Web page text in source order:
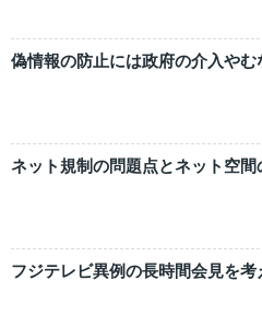
偽情報の防止には政府の介入やむ
ネット規制の問題点とネット空間
フジテレビ異例の長時間会見を考